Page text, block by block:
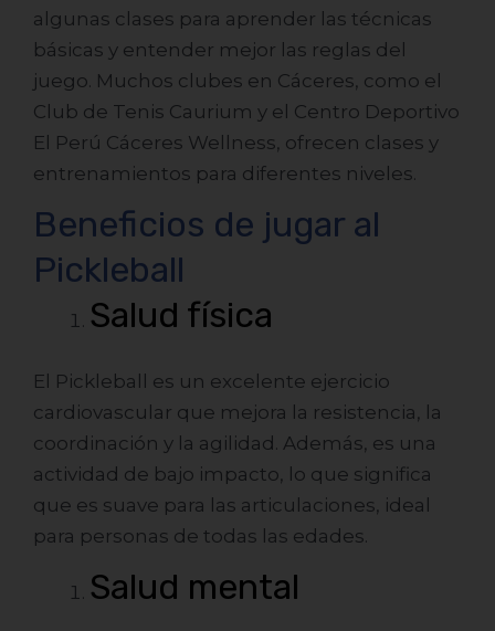
algunas clases para aprender las técnicas
básicas y entender mejor las reglas del
juego. Muchos clubes en Cáceres, como el
Club de Tenis Caurium y el Centro Deportivo
El Perú Cáceres Wellness, ofrecen clases y
entrenamientos para diferentes niveles.
Beneficios de jugar al
Pickleball
Salud física
El Pickleball es un excelente ejercicio
cardiovascular que mejora la resistencia, la
coordinación y la agilidad. Además, es una
actividad de bajo impacto, lo que significa
que es suave para las articulaciones, ideal
para personas de todas las edades.
Salud mental